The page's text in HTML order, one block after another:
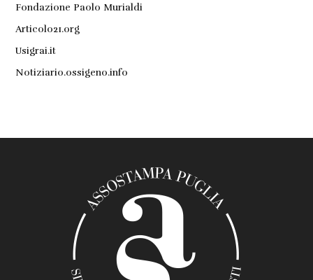
Fondazione Paolo Murialdi
Articolo21.org
Usigrai.it
Notiziario.ossigeno.info